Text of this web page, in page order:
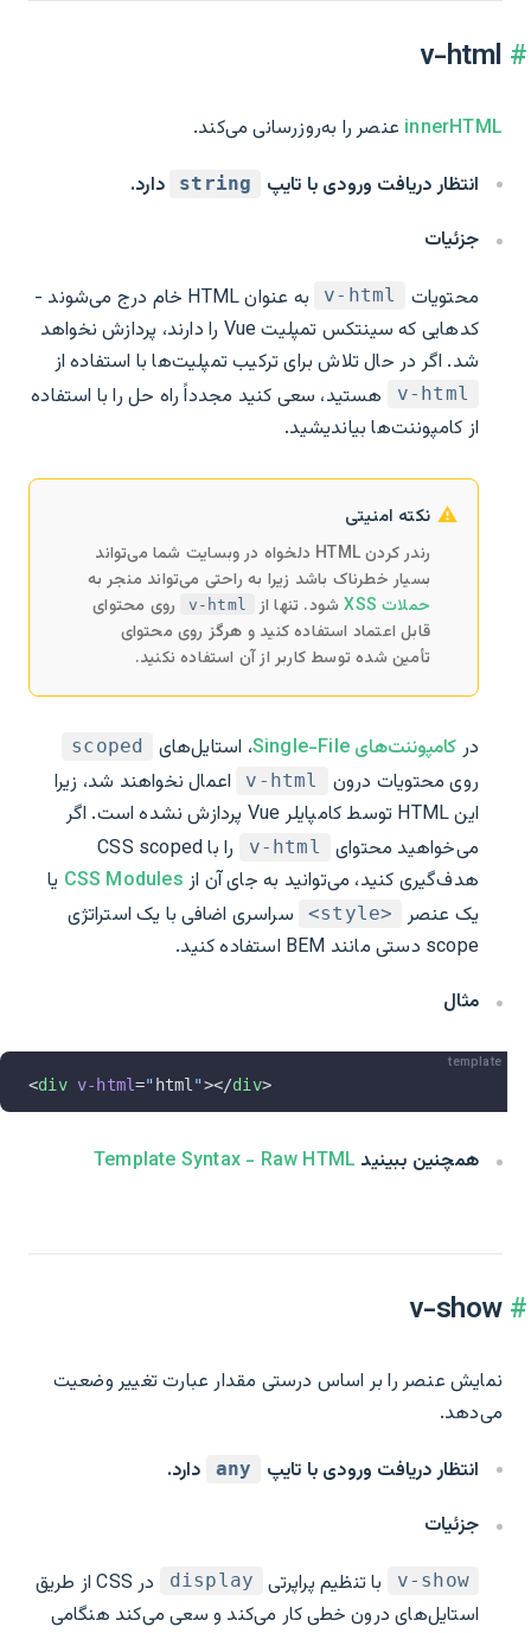
v-html
innerHTML عنصر را به‌روزرسانی می‌کند.
انتظار دریافت ورودی با تایپ
string
دارد.
جزئیات
محتویات
v-html
به عنوان HTML خام درج می‌شوند -
کدهایی که سینتکس تمپلیت Vue را دارند، پردازش نخواهد
شد. اگر در حال تلاش برای ترکیب تمپلیت‌ها با استفاده از
v-html
هستید، سعی کنید مجدداً راه حل را با استفاده
از کامپوننت‌ها بیاندیشید.
نکته امنیتی
رندر کردن HTML دلخواه در وبسایت شما می‌تواند
بسیار خطرناک باشد زیرا به راحتی می‌تواند منجر به
حملات XSS
شود. تنها از v-html
روی محتوای
قابل اعتماد استفاده کنید و هرگز روی محتوای
تأمین شده توسط کاربر از آن استفاده نکنید.
در کامپوننت‌های Single-File ، استایل‌های scoped
روی محتویات درون v-html
اعمال نخواهند شد، زیرا
این HTML توسط کامپایلر Vue پردازش نشده است. اگر
می‌خواهید محتوای
v-html
را با CSS scoped
هدف‌گیری کنید، می‌توانید به جای آن از CSS Modules یا
یک عنصر
<style>
سراسری اضافی با یک استراتژی
scope دستی مانند BEM استفاده کنید.
مثال
template
<div v-html=" html"></div>
همچنین ببینید Template Syntax - Raw HTML
v-show
نمایش عنصر را بر اساس درستی مقدار عبارت تغییر وضعیت
می‌دهد.
انتظار دریافت ورودی با تایپ
any
دارد.
جزئیات
v-show با تنظیم پراپرتی display
در CSS از طریق
استایل‌های درون خطی کار می‌کند و سعی می‌کند هنگامی